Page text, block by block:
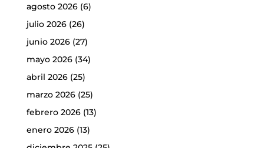
agosto 2026(6)
julio 2026(26)
junio 2026(27)
mayo 2026(34)
abril 2026(25)
marzo 2026(25)
febrero 2026(13)
enero 2026(13)